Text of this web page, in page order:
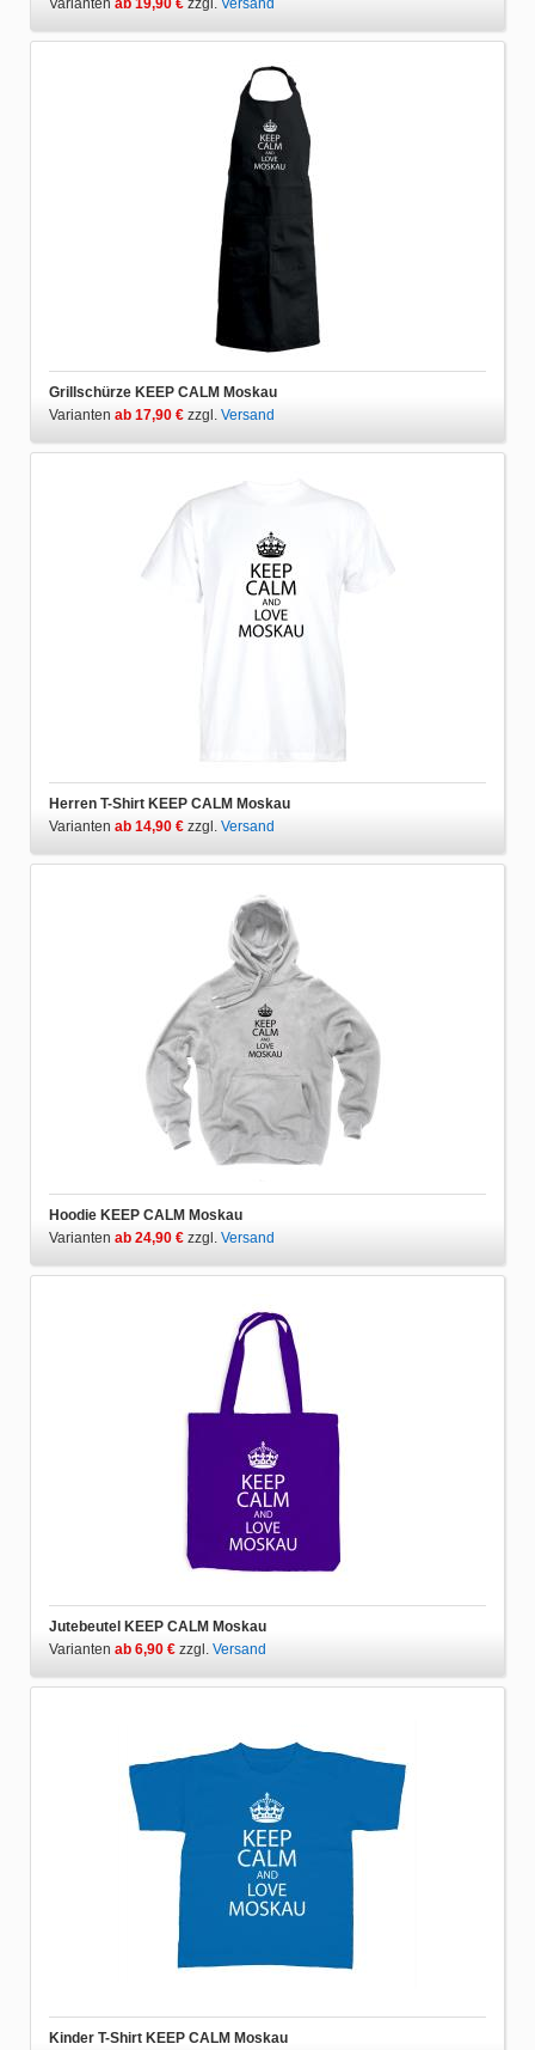
Grillschürze KEEP CALM Moskau
Varianten ab 17,90 € zzgl. Versand
Herren T-Shirt KEEP CALM Moskau
Varianten ab 14,90 € zzgl. Versand
Hoodie KEEP CALM Moskau
Varianten ab 24,90 € zzgl. Versand
Jutebeutel KEEP CALM Moskau
Varianten ab 6,90 € zzgl. Versand
Kinder T-Shirt KEEP CALM Moskau